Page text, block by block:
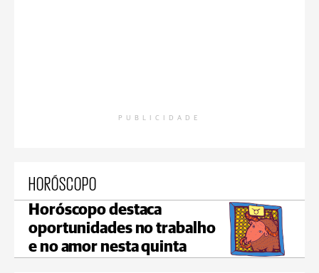
PUBLICIDADE
HORÓSCOPO
Horóscopo destaca
oportunidades no trabalho
e no amor nesta quinta